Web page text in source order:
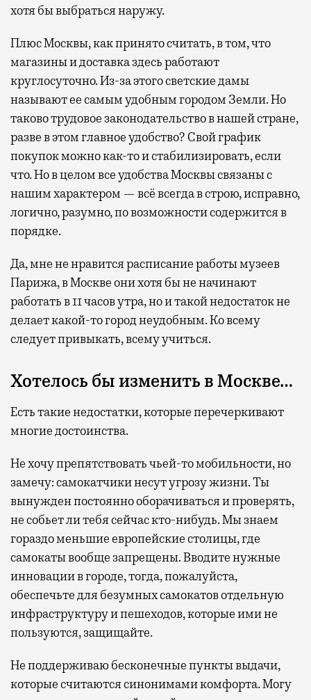
хотя бы выбраться наружу.
Плюс Москвы, как принято считать, в том, что
магазины и доставка здесь работают
круглосуточно. Из-за этого светские дамы
называют ее самым удобным городом Земли. Но
таково трудовое законодательство в нашей стране,
разве в этом главное удобство? Свой график
покупок можно как-то и стабилизировать, если
что. Но в целом все удобства Москвы связаны с
нашим характером — всё всегда в строю, исправно,
логично, разумно, по возможности содержится в
порядке.
Да, мне не нравится расписание работы музеев
Парижа, в Москве они хотя бы не начинают
работать в 11 часов утра, но и такой недостаток не
делает какой-то город неудобным. Ко всему
следует привыкать, всему учиться.
Хотелось бы изменить в Москве…
Есть такие недостатки, которые перечеркивают
многие достоинства.
Не хочу препятствовать чьей-то мобильности, но
замечу: самокатчики несут угрозу жизни. Ты
вынужден постоянно оборачиваться и проверять,
не собьет ли тебя сейчас кто-нибудь. Мы знаем
гораздо меньшие европейские столицы, где
самокаты вообще запрещены. Вводите нужные
инновации в городе, тогда, пожалуйста,
обеспечьте для безумных самокатов отдельную
инфраструктуру и пешеходов, которые ими не
пользуются, защищайте.
Не поддерживаю бесконечные пункты выдачи,
которые считаются синонимами комфорта. Могу